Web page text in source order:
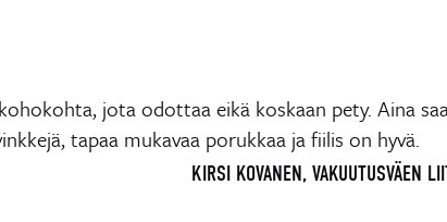
jota odottaa eikä koskaan pety. Aina
tapaa mukavaa porukkaa ja fiilis on hyvä.
KIRSI KOVANEN, VAKUUTUSVÄEN